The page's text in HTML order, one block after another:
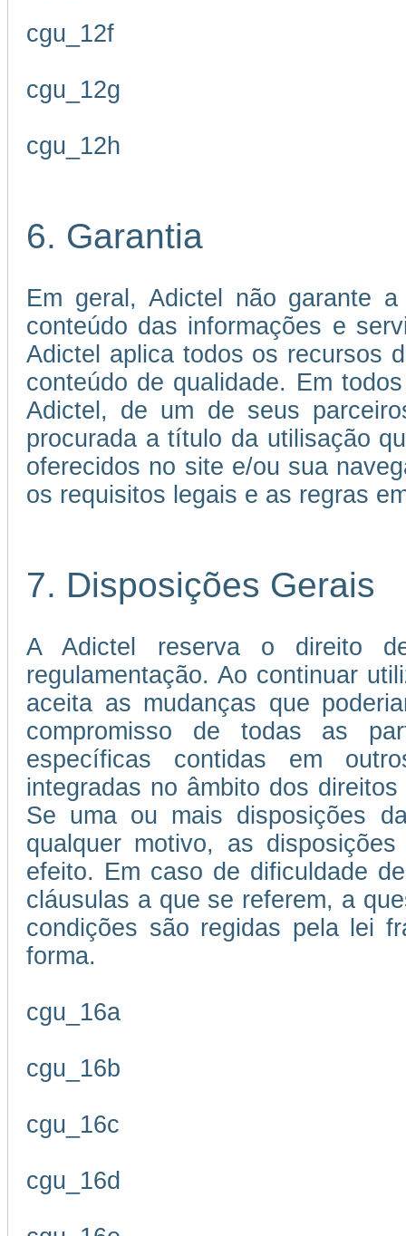
cgu_12f
cgu_12g
cgu_12h
6. Garantia
Em geral, Adictel não garante
conteúdo das informações e
Adictel aplica todos os recursos
conteúdo de qualidade. Em
Adictel, de um de seus
procurada a título da utilisação
oferecidos no site e/ou sua
os requisitos legais e as regras
7. Disposições Gerais
A Adictel reserva o direito
regulamentação. Ao continuar
aceita as mudanças que
compromisso de todas as
específicas contidas em
integradas no âmbito dos
Se uma ou mais disposições
qualquer motivo, as
efeito. Em caso de dificuldade
cláusulas a que se referem, a
condições são regidas pela lei
forma.
cgu_16a
cgu_16b
cgu_16c
cgu_16d